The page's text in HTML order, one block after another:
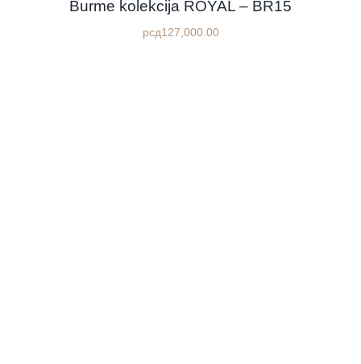
Burme kolekcija ROYAL – BR15
рсд127,000.00